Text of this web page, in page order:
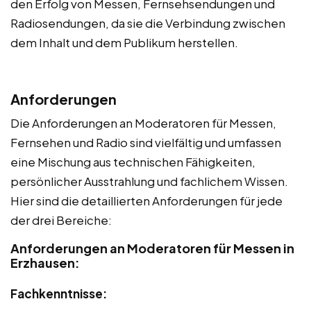
den Erfolg von Messen, Fernsehsendungen und
Radiosendungen, da sie die Verbindung zwischen
dem Inhalt und dem Publikum herstellen.
Anforderungen
Die Anforderungen an Moderatoren für Messen,
Fernsehen und Radio sind vielfältig und umfassen
eine Mischung aus technischen Fähigkeiten,
persönlicher Ausstrahlung und fachlichem Wissen.
Hier sind die detaillierten Anforderungen für jede
der drei Bereiche:
Anforderungen an Moderatoren für Messen in
Erzhausen:
Fachkenntnisse: